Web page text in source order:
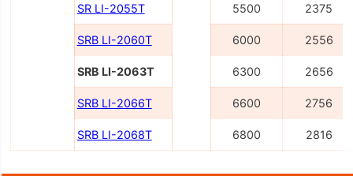
SR LI-2055Т 5500 2375
SRB LI-2060Т 6000 2556
SRB LI-2063Т 6300 2656
SRB LI-2066Т 6600 2756
SRB LI-2068Т 6800 2816